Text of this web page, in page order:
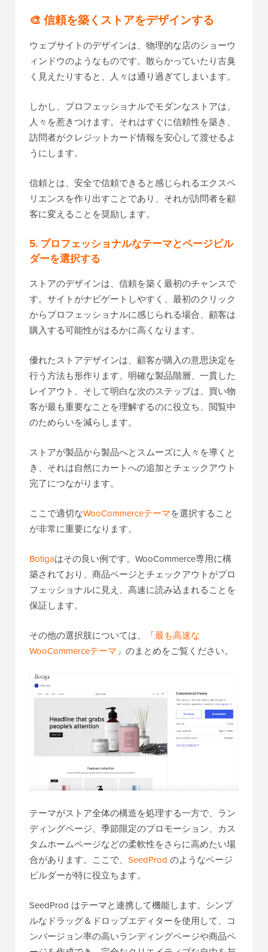
🎨 信頼を築くストアをデザインする
ウェブサイトのデザインは、物理的な店のショーウ
ィンドウのようなものです。散らかっていたり古臭
く見えたりすると、人々は通り過ぎてしまいます。
しかし、プロフェッショナルでモダンなストアは、
人々を惹きつけます。それはすぐに信頼性を築き、
訪問者がクレジットカード情報を安心して渡せるよ
うにします。
信頼とは、安全で信頼できると感じられるエクスペ
リエンスを作り出すことであり、それが訪問者を顧
客に変えることを奨励します。
5. プロフェッショナルなテーマとページビル
ダーを選択する
ストアのデザインは、信頼を築く最初のチャンスで
す。サイトがナビゲートしやすく、最初のクリック
からプロフェッショナルに感じられる場合、顧客は
購入する可能性がはるかに高くなります。
優れたストアデザインは、顧客が購入の意思決定を
行う方法も形作ります。明確な製品階層、一貫した
レイアウト、そして明白な次のステップは、買い物
客が最も重要なことを理解するのに役立ち、閲覧中
のためらいを減らします。
ストアが製品から製品へとスムーズに人々を導くと
き、それは自然にカートへの追加とチェックアウト
完了につながります。
ここで適切なWooCommerceテーマを選択すること
が非常に重要になります。
Botigaはその良い例です。WooCommerce専用に構
築されており、商品ページとチェックアウトがプロ
フェッショナルに見え、高速に読み込まれることを
保証します。
その他の選択肢については、「最も高速な
WooCommerceテーマ」のまとめをご覧ください。
テーマがストア全体の構造を処理する一方で、ラン
ディングページ、季節限定のプロモーション、カス
タムホームページなどの柔軟性をさらに高めたい場
合があります。ここで、 SeedProd のようなページ
ビルダーが特に役立ちます。
SeedProd はテーマと連携して機能します。シンプ
ルなドラッグ＆ドロップエディターを使用して、コ
ンバージョン率の高いランディングページや商品ペ